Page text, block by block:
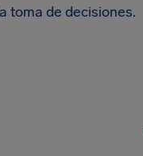
toma de decisiones.